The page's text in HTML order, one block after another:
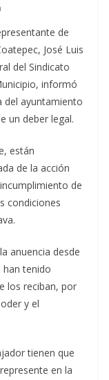
de
José Luis
del Sindicato
informó
del ayuntamiento
un deber legal.
están
de la acción
de
condiciones
anuencia desde
tenido
los reciban, por
y el
tienen que
en la